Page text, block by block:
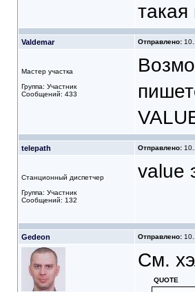
Valdemar Отправлено:
Мастер участка
Группа: Участник
Сообщений: 433
telepath Отправлено:
Станционный диспетчер
Группа: Участник
Сообщений: 132
value
Gedeon Отправлено:
См.
QUOTE